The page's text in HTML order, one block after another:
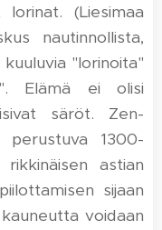
(Liesimaa
nautinnollista,
"lorinoita"
Elämä ei olisi
säröt. Zen-
perustuva 1300-
astian
sijaan
voidaan